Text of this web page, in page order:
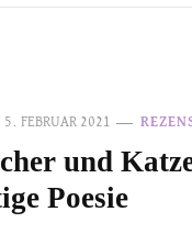
5. FEBRUAR 2021
und
Poesie